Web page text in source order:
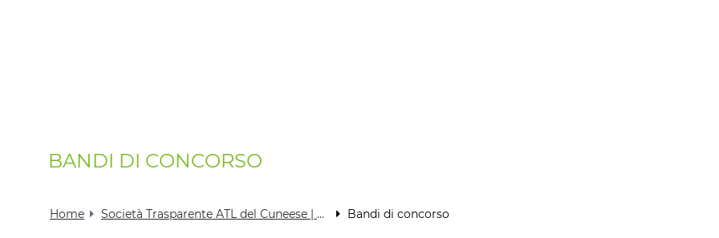
BANDI DI CONCORSO
Home Società Trasparente ATL del Cuneese | Visit Cuneese Bandi di concorso